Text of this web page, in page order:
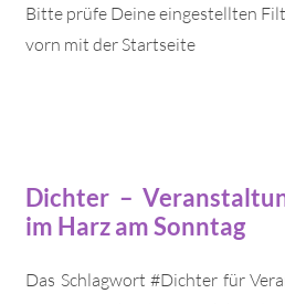
Bitte prüfe Deine eingestellten
vorn mit der Startseite
Dichter –
im Harz am Sonntag
Das Schlagwort #Dichter für